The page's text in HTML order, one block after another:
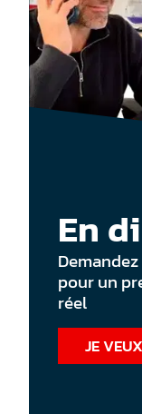
En
pour un
réel
JE